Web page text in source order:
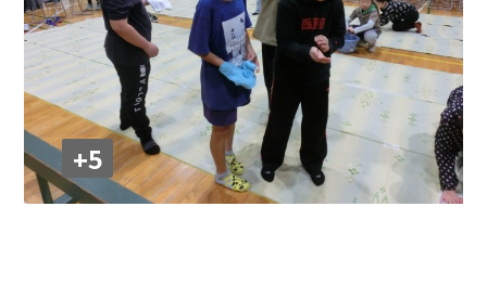
+5